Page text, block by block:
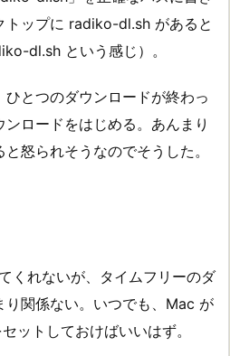
トップに radiko-dl.sh があると
dl.sh という感じ）。
とつのダウンロードが終わっ
ロードをはじめる。あんまり
怒られそうなのでそうした。
くれないが、タイムフリーのダ
り関係ない。いつでも、Mac が
ットしておけばいいはず。